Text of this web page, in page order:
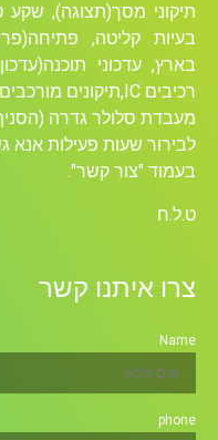
תיקוני מסך(תצוגה), שקע
בעיות קליטה,
בארץ, עדכוני
רכיבים ICׁ,תיקונים מורכבים ועוד….
מעבדת סלולר גדרה
לבירור שעות פעילות אנא
בעמוד "צור קשר".
ט.ל.ח
צרו איתנו קשר
Name
phone